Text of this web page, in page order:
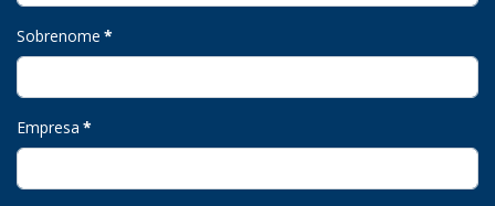
Sobrenome *
Empresa *